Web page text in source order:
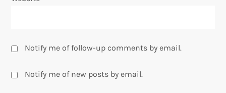
Notify me of follow-up comments by email.
Notify me of new posts by email.